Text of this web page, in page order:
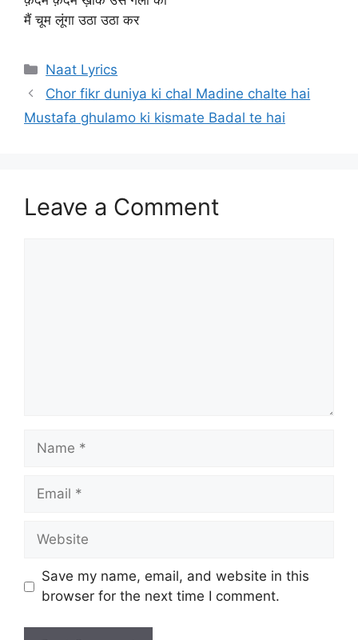
मैं चूम लूंगा उठा उठा कर
Categories
Naat Lyrics
Chor fikr duniya ki chal Madine chalte hai
Mustafa ghulamo ki kismate Badal te hai
Leave a Comment
Name
Email
Website
Save my name, email, and website in this
browser for the next time I comment.